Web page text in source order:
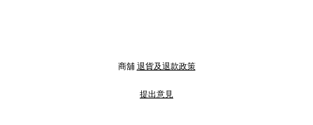
商舖 退貨及退款政策
提出意見